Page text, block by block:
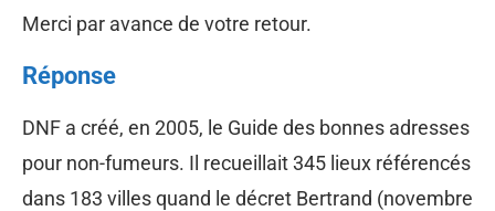
Merci par avance de votre retour.
Réponse
DNF a créé, en 2005, le Guide des bonnes adresses
pour non-fumeurs. Il recueillait 345 lieux référencés
dans 183 villes quand le décret Bertrand (novembre